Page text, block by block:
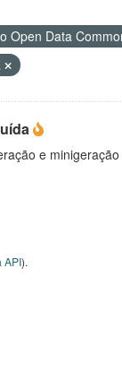
Open Data
e
API).